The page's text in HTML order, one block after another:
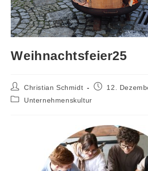
Weihnachtsfeier25
Beitrags-
Autor:
Christian Schmidt
Beitrag
12.
Beitrags-
Unternehmenskultur